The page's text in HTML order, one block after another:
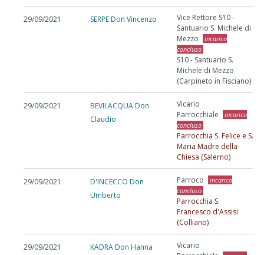
29/09/2021 SERPE Don Vincenzo
Vice Rettore S10 -
Santuario S. Michele di
Mezzo
incarico
concluso
S10 - Santuario S.
Michele di Mezzo
(Carpineto in Fisciano)
29/09/2021
BEVILACQUA Don
Claudio
Vicario
Parrocchiale
incarico
concluso
Parrocchia S. Felice e S.
Maria Madre della
Chiesa (Salerno)
29/09/2021
D'INCECCO Don
Umberto
Parroco
incarico
concluso
Parrocchia S.
Francesco d'Assisi
(Colliano)
29/09/2021 KADRA Don Hanna
Vicario